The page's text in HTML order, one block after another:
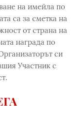
на имейла по
са за сметка на
от страна на
награда по
си
Участник с